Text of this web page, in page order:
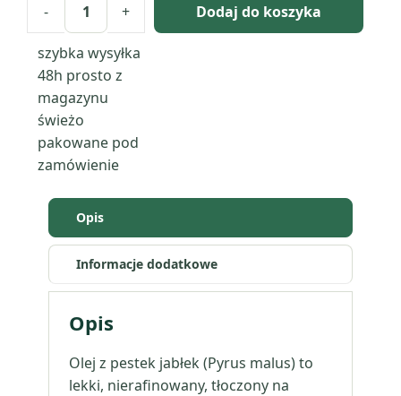
- + Dodaj do koszyka
szybka wysyłka
48h prosto z
magazynu
świeżo
pakowane pod
zamówienie
Opis
Informacje dodatkowe
Opis
Olej z pestek jabłek (Pyrus malus) to
lekki, nierafinowany, tłoczony na